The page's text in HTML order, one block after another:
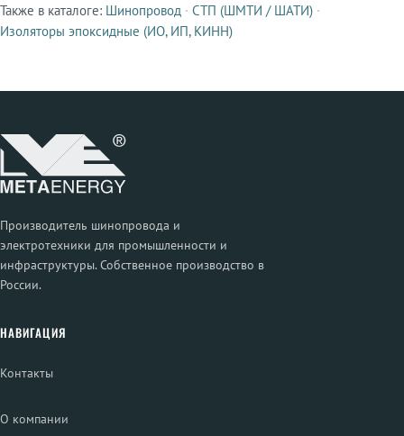
Смежные продукты
Также в каталоге: Шинопровод · СТП (ШМТИ / ШАТИ) ·
Изоляторы эпоксидные (ИО, ИП, КИНН)
Производитель шинопровода и
электротехники для промышленности и
инфраструктуры. Собственное производство в
России.
НАВИГАЦИЯ
Контакты
О компании